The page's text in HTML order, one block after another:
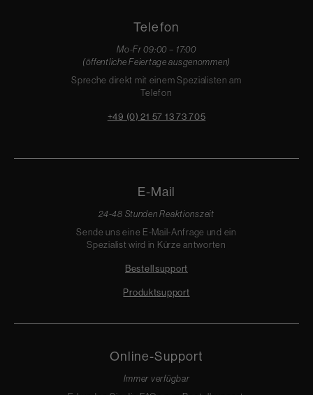
Telefon
Mo-Fr 09:00 – 17:00
(öffentliche Feiertage ausgenommen)
Spreche direkt mit einem Spezialisten am
Telefon
+49 (0) 21 57 13 73 705
E-Mail
24-48 Stunden Reaktionszeit
Sende uns eine E-Mail-Anfrage und ein
Spezialist wird in Kürze antworten
Bestellsupport
Produktsupport
Online-Support
Immer verfügbar